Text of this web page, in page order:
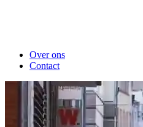
Over ons
Contact